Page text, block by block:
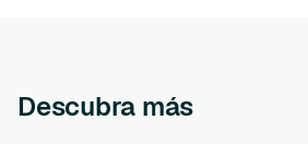
Descubra más